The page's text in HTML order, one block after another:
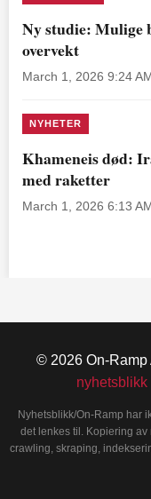
Ny studie: Mulige
overvekt
March 1, 2026 9:24
NYHETER
Khameneis død:
med raketter
March 1, 2026 6:13
© 2026 On-Ramp
nyhetsblikk|
Nyhetsblikk/On-Ramp har
det lenkes til. Kopiering av
crawling, skraping,